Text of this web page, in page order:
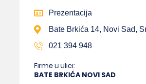
Prezentacija
Bate Brkića 14, Novi Sad,
021 394 948
Firme u ulici:
BATE BRKIĆA NOVI SAD